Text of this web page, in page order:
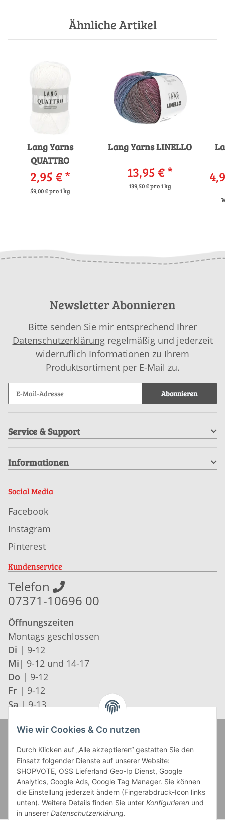
Ähnliche Artikel
Lang Yarns
QUATTRO
2,95 €*
59,00 € pro 1 kg
Lang Yarns LINELLO
13,95 €*
139,50 € pro 1 kg
Newsletter Abonnieren
Bitte senden Sie mir entsprechend Ihrer
Datenschutzerklärungregelmäßig und jederzeit
widerruflich Informationen zu Ihrem
Produktsortiment per E-Mail zu.
Abonnieren
Service & Support
Informationen
Social Media
Facebook
Instagram
Pinterest
Kundenservice
Telefon
07371-10696 00
Öffnungszeiten
Montags geschlossen
Di | 9-12
Mi | 9-12 und 14-17
Do | 9-12
Fr | 9-12
Sa | 9-13
Wie wir Cookies & Co nutzen
Durch Klicken auf „Alle akzeptieren“ gestatten Sie den
Einsatz folgender Dienste auf unserer Website:
SHOPVOTE, OSS Lieferland Geo-Ip Dienst, Google
Analytics, Google Ads, Google Tag Manager. Sie können
die Einstellung jederzeit ändern (Fingerabdruck-Icon links
unten). Weitere Details finden Sie unter Konfigurieren und
in unserer Datenschutzerklärung.